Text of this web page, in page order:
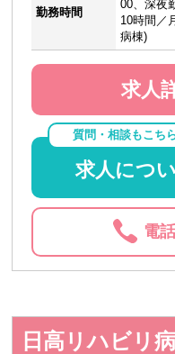
勤務時間
00、深夜
10時間／
病棟)
求人
質問・相談もこち
求人につ
電
日高リハビリ